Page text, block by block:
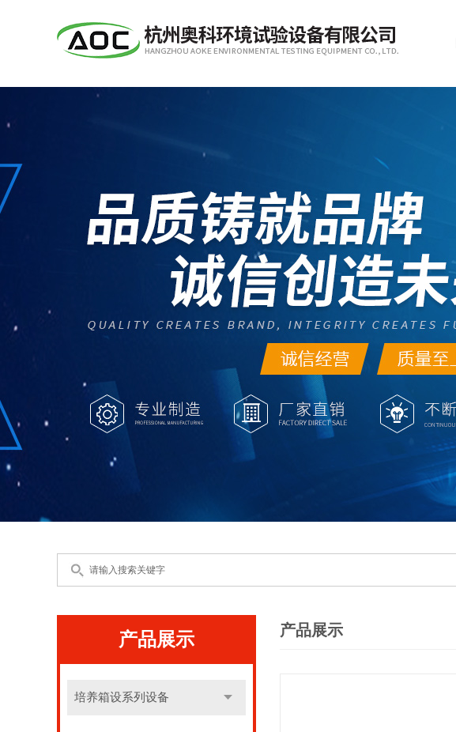
产品展示
培养箱设系列设备
产品展示